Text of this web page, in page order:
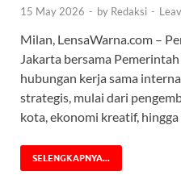
15 May 2026 - by Redaksi -
Milan, LensaWarna.com –
Jakarta bersama
hubungan kerja sama
strategis, mulai dari
kota, ekonomi kreatif,
SELENGKAPNYA...